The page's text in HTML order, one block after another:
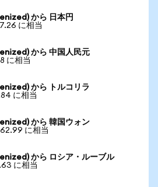
から 日本円
に相当
から 中国人民元
に相当
から トルコリラ
に相当
から 韓国ウォン
に相当
から ロシア・ルーブル
に相当